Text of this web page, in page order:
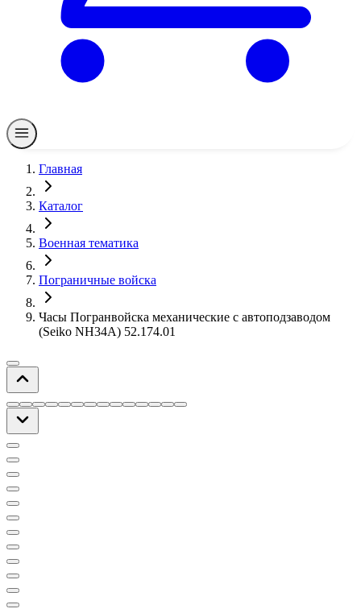
Главная
Каталог
Военная тематика
Пограничные войска
Часы Погранвойска механические с автоподзаводом
(Seiko NH34A) 52.174.01